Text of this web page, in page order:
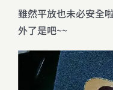
雖然平放也未必安全
外了是吧~~